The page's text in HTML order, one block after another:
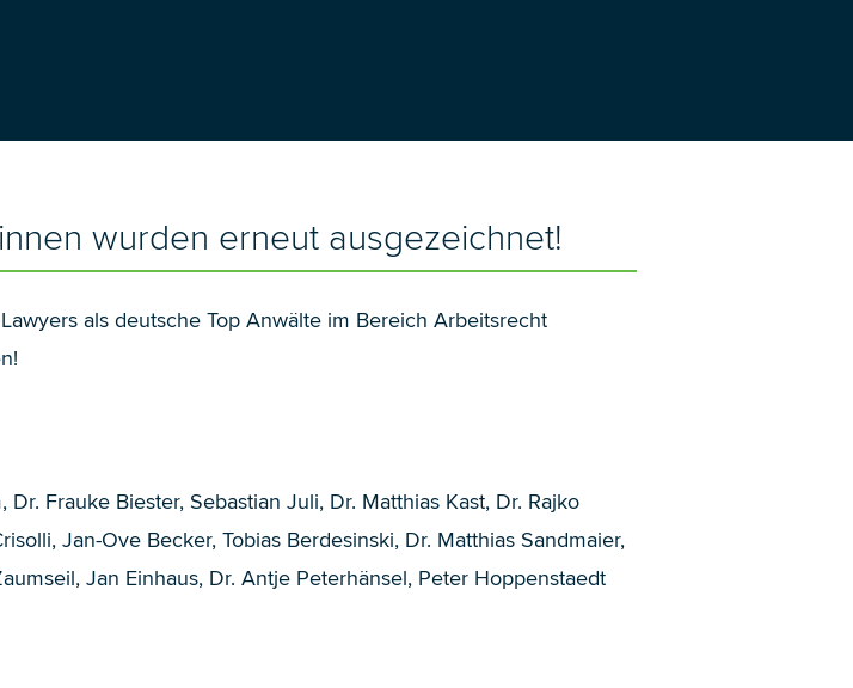
wurden erneut ausgezeichnet!
als deutsche Top Anwälte im Bereich Arbeitsrecht
, Dr. Frauke Biester, Sebastian Juli, Dr. Matthias Kast, Dr. Rajko
, Jan-Ove Becker, Tobias Berdesinski, Dr. Matthias Sandmaier,
, Jan Einhaus, Dr. Antje Peterhänsel, Peter Hoppenstaedt